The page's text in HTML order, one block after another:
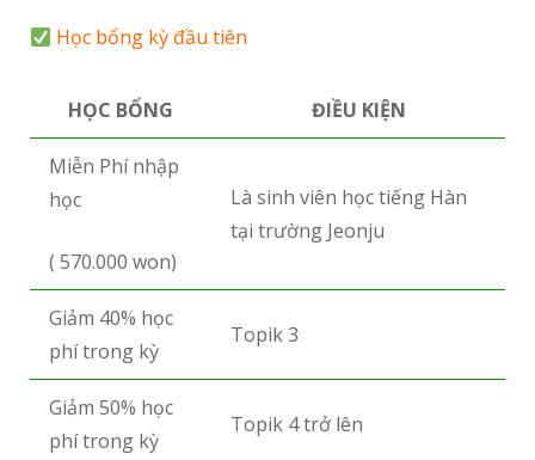
Học bổng kỳ đầu tiên
HỌC BỔNG ĐIỀU KIỆN
Miễn Phí nhập
học
( 570.000 won)
Là sinh viên học tiếng Hàn
tại trường Jeonju
Giảm 40% học
phí trong kỳ
Topik 3
Giảm 50% học
phí trong kỳ
Topik 4 trở lên